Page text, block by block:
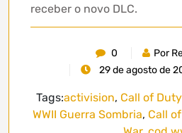
receber o novo DLC.
0
Por
29 de agosto de
Tags:activision, Call of
WWII Guerra Sombria, Call